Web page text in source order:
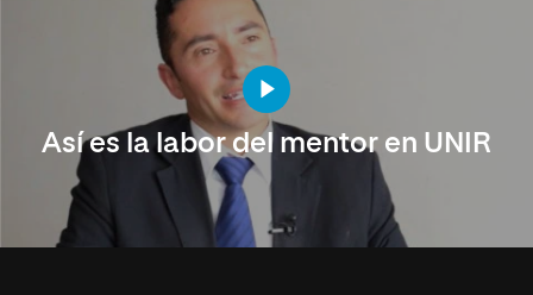
Así es la labor del mentor en UNIR